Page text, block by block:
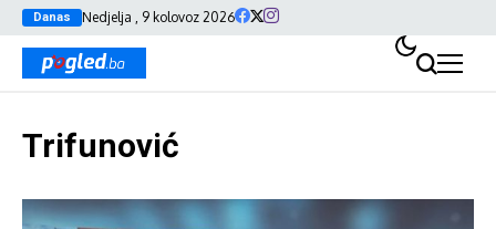
Danas Nedjelja , 9 kolovoz 2026
Trifunović